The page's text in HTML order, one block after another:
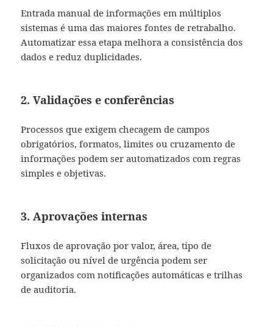
Entrada manual de informações em múltiplos
sistemas é uma das maiores fontes de retrabalho.
Automatizar essa etapa melhora a consistência dos
dados e reduz duplicidades.
2. Validações e conferências
Processos que exigem checagem de campos
obrigatórios, formatos, limites ou cruzamento de
informações podem ser automatizados com regras
simples e objetivas.
3. Aprovações internas
Fluxos de aprovação por valor, área, tipo de
solicitação ou nível de urgência podem ser
organizados com notificações automáticas e trilhas
de auditoria.